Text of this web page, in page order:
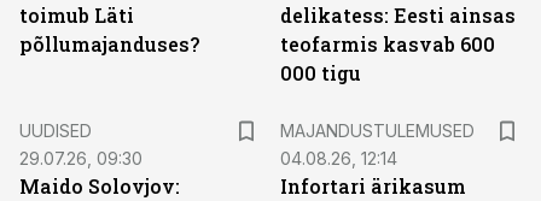
toimub Läti
põllumajanduses?
delikatess: Eesti ainsas
teofarmis kasvab 600
000 tigu
UUDISED
29.07.26, 09:30
Maido Solovjov:
MAJANDUSTULEMUSED
04.08.26, 12:14
Infortari ärikasum